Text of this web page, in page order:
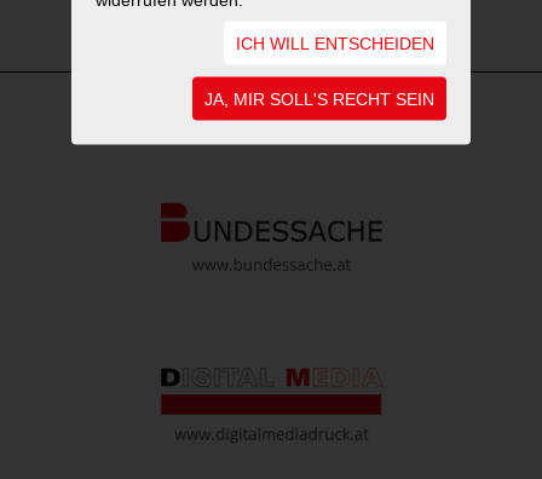
ICH WILL ENTSCHEIDEN
JA, MIR SOLL'S RECHT SEIN